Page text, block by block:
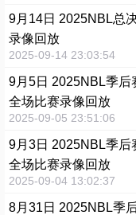
9月14日 2025NBL总
录像回放
2025-09-14 23:03:54
9月5日 2025NBL季后
全场比赛录像回放
2025-09-05 23:51:06
9月3日 2025NBL季后
全场比赛录像回放
2025-09-04 13:02:37
8月31日 2025NBL季